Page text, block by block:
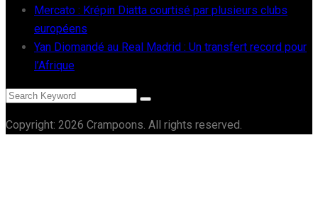
Mercato : Krépin Diatta courtisé par plusieurs clubs
européens
Yan Diomandé au Real Madrid : Un transfert record pour
l’Afrique
Copyright: 2026 Crampoons. All rights reserved.